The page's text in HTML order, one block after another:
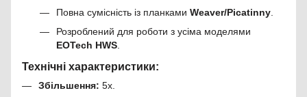
Повна сумісність із планками Weaver/Picatinny
Розроблений для роботи з усіма моделями
EOTech HWS
Технічні характеристики:
Збільшення: 5x.